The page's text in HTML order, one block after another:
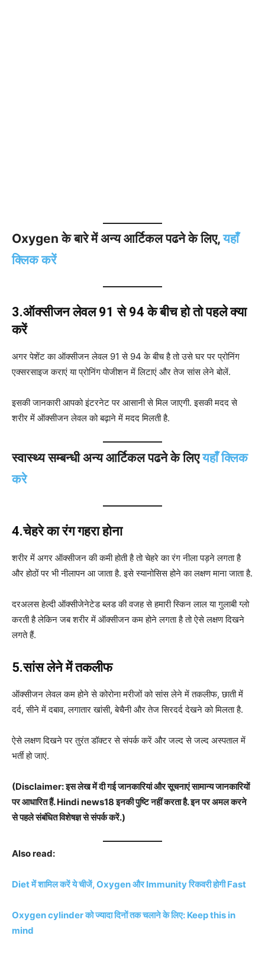
Oxygen के बारे में अन्य आर्टिकल पढने के लिए,यहाँ
क्लिक करें
3.ऑक्सीजन लेवल 91 से 94 के बीच हो तो पहले क्‍या
करें
अगर पेशेंट का ऑक्सीजन लेवल 91 से 94 के बीच है तो उसे घर पर प्रोनिंग
एक्सरसाइज कराएं या प्रोनिंग पोजीशन में लिटाएं और तेज सांस लेने बोलें.
इसकी जानकारी आपको इंटरनेट पर आसानी से मिल जाएगी. इसकी मदद से
शरीर में ऑक्‍सीजन लेवल को बढ़ाने में मदद मिलती है.
स्वास्थ्य सम्बन्धी अन्य आर्टिकल पढने के लिएयहाँ क्लिक
करे
4.चेहरे का रंग गहरा होना
शरीर में अगर ऑक्सीजन की कमी होती है तो चेहरे का रंग नीला पड़ने लगता है
और होठों पर भी नीलापन आ जाता है. इसे स्यानोसिस होने का लक्षण माना जाता है.
दरअलस हेल्दी ऑक्सीजेनेटेड ब्लड की वजह से हमारी स्किन लाल या गुलाबी ग्लो
करती है लेकिन जब शरीर में ऑक्सीजन कम होने लगता है तो ऐसे लक्षण दिखने
लगते हैं.
5.सांस लेने में तकलीफ
ऑक्सीजन लेवल कम होने से कोरोना मरीजों को सांस लेने में तकलीफ, छाती में
दर्द, सीने में दबाव, लगातार खांसी, बेचैनी और तेज सिरदर्द देखने को मिलता है.
ऐसे लक्षण दिखने पर तुरंत डॉक्टर से संपर्क करें और जल्द से जल्द अस्पताल में
भर्ती हो जाएं.
(Disclaimer: इस लेख में दी गई जानकारियां और सूचनाएं सामान्य जानकारियों
पर आधारित हैं. Hindi news18 इनकी पुष्टि नहीं करता है. इन पर अमल करने
से पहले संबंधित विशेषज्ञ से संपर्क करें.)
Also read:
Diet में शामिल करें ये चीजें, Oxygen और Immunity रिकवरी होगी Fast
Oxygen cylinder को ज्यादा दिनों तक चलाने के लिए: Keep this in
mind